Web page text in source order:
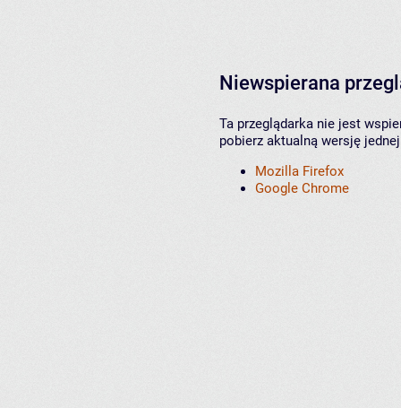
Niewspierana
Ta przeglądarka nie jest
pobierz aktualną wersję
Mozilla Firefox
Google Chrome